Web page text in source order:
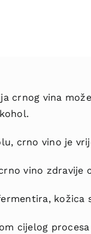
crnog vina
crno vino je
vino zdravije
kožica
cijelog